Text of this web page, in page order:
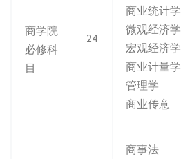
商学院
必修科
目
24
商业统计学
微观经济学
宏观经济学
商业计量学
管理学
商业传意
商事法